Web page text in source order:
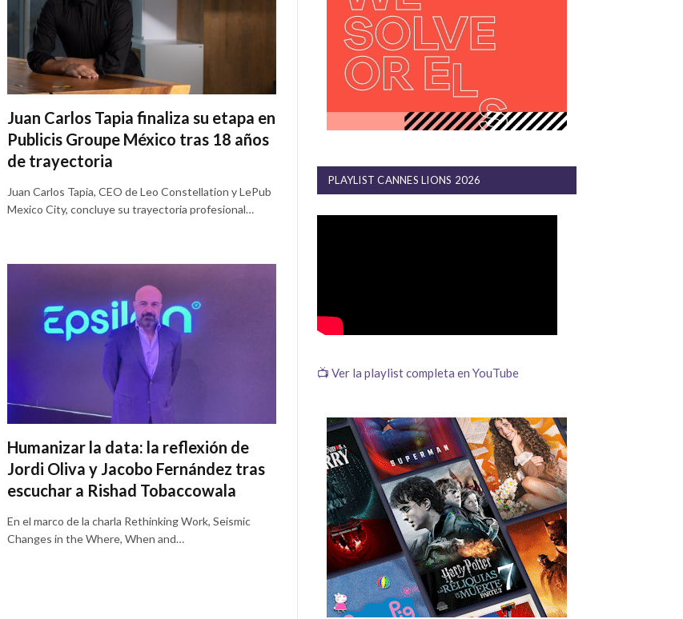
Juan Carlos Tapia finaliza su etapa en
Publicis Groupe México tras 18 años
de trayectoria
Juan Carlos Tapia, CEO de Leo Constellation y LePub
Mexico City, concluye su trayectoria profesional…
Humanizar la data: la reflexión de
Jordi Oliva y Jacobo Fernández tras
escuchar a Rishad Tobaccowala
En el marco de la charla Rethinking Work, Seismic
Changes in the Where, When and…
PLAYLIST CANNES LIONS 2026
📺 Ver la playlist completa en YouTube